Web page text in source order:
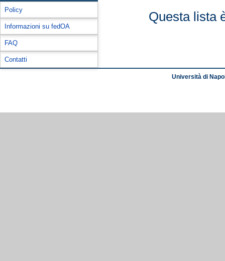
Policy
Informazioni su fedOA
FAQ
Contatti
Questa lista
Università di